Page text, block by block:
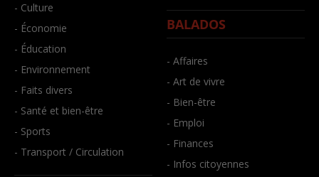
- Culture
- Économie
- Éducation
- Environnement
- Faits divers
- Santé et bien-être
- Sports
- Transport / Circulation
BALADOS
- Affaires
- Art de vivre
- Bien-être
- Emploi
- Finances
- Infos citoyennes